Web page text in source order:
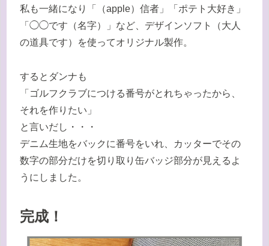
私も一緒になり「（apple）信者」「ポテト大好き」
「◯◯です（名字）」など、デザインソフト（大人
の道具です）を使ってオリジナル製作。
するとダンナも
「ゴルフクラブにつける番号がとれちゃったから、
それを作りたい」
と言いだし・・・
デニム生地をバックに番号をいれ、カッターでその
数字の部分だけを切り取り缶バッジ部分が見えるよ
うにしました。
完成！